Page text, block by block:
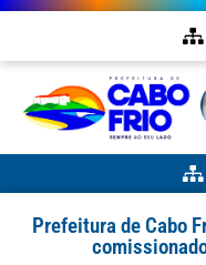
Prefeitura de Cabo